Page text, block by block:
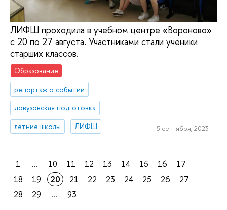
ЛИФШ проходила в учебном центре «Вороново»
с 20 по 27 августа. Участниками стали ученики
старших классов.
Образование
репортаж о событии
довузовская подготовка
летние школы
ЛИФШ 5 сентября, 2023 г.
1 ... 10 11 12 13 14 15 16
17
18
19 20 21 22 23 24 25 26
27
28
29 ... 93